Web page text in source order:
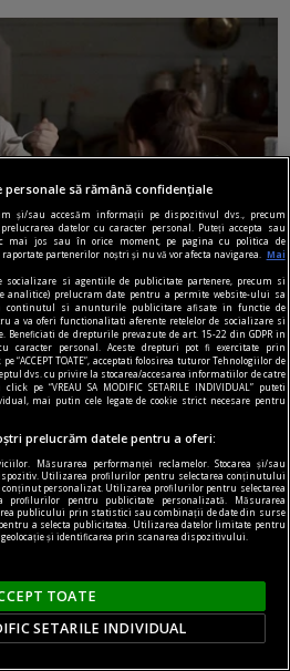
respectabilă și cam
amenință să îl conducă
cineastul găsește aici
personale să rămână confidențiale
și/sau accesăm informații pe dispozitivul dvs., precum
datelor cu caracter personal. Puteți accepta sau
mai jos sau în orice moment, pe pagina cu politica de
partenerilor noștri și nu vă vor afecta navigarea.
Mai
socializare si agentiile de publicitate partenere, precum si
prelucram date pentru a permite website-ului sa
continutul si anunturile publicitare afisate in functie de
a va oferi functionalitati aferente retelelor de socializare si
de drepturile prevazute de art. 15-22 din GDPR in
caracter personal. Aceste drepturi pot fi exercitate prin
pe “ACCEPT TOATE”, acceptati folosirea tuturor Tehnologiilor de
dvs. cu privire la stocarea/accesarea informatiilor de catre
pe “VREAU SA MODIFIC SETARILE INDIVIDUAL” puteti
mai putin cele legate de cookie strict necesare pentru
prelucrăm datele pentru a oferi:
Măsurarea performanței reclamelor. Stocarea și/sau
Utilizarea profilurilor pentru selectarea conținutului
conținut personalizat. Utilizarea profilurilor pentru selectarea
profilurilor pentru publicitate personalizată. Măsurarea
publicului prin statistici sau combinații de date din surse
a selecta publicitatea. Utilizarea datelor limitate pentru
și identificarea prin scanarea dispozitivului.
TOATE
SETARILE INDIVIDUAL